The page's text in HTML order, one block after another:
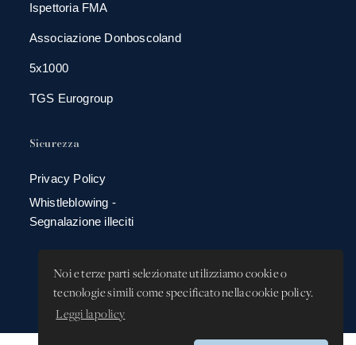
Noi e terze parti selezionate utilizziamo cookie o
tecnologie simili come specificato nella cookie policy.
Leggi la policy
Ispettoria FMA
Associazione Donboscoland
5x1000
TGS Eurogroup
Sicurezza
Privacy Policy
Whistleblowing -
Segnalazione illeciti